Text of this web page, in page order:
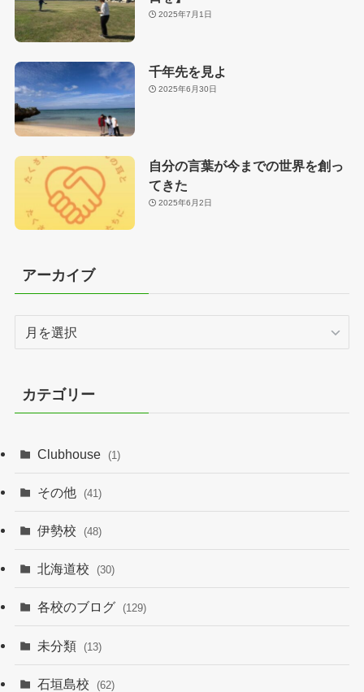
2025年7月1日
千年先を見よ
2025年6月30日
自分の言葉が今までの世界を創っ
てきた
2025年6月2日
アーカイブ
ブ
カテゴリー
Clubhouse (1)
その他 (41)
伊勢校 (48)
北海道校 (30)
各校のブログ (129)
未分類 (13)
石垣島校 (62)